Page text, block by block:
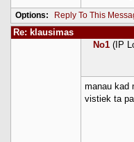
Options: Reply To This
Re: klausimas
No1 (IP
manau kad
vistiek ta